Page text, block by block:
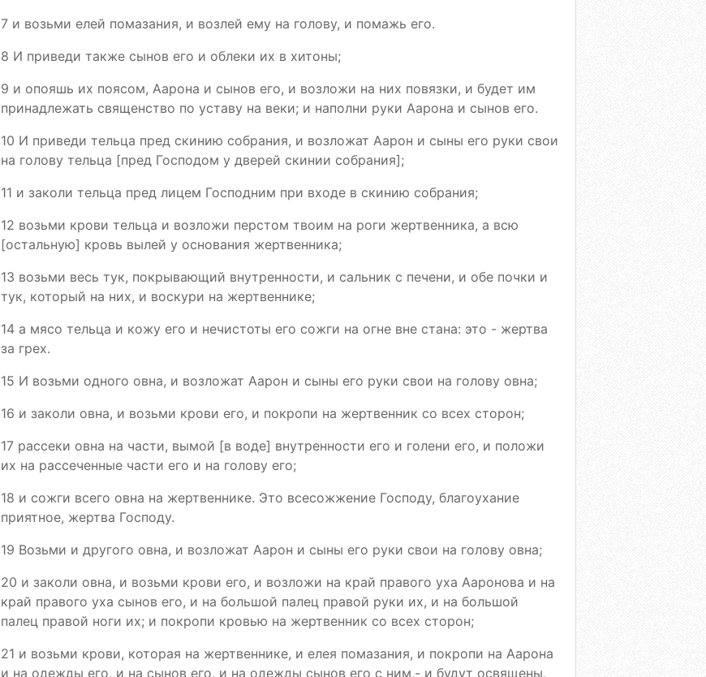
7 и возьми елей помазания, и возлей ему на голову, и помажь его.
8 И приведи также сынов его и облеки их в хитоны;
9 и опояшь их поясом, Аарона и сынов его, и возложи на них повязки, и будет им
принадлежать священство по уставу на веки; и наполни руки Аарона и сынов его.
10 И приведи тельца пред скинию собрания, и возложат Аарон и сыны его руки свои
на голову тельца [пред Господом у дверей скинии собрания];
11 и заколи тельца пред лицем Господним при входе в скинию собрания;
12 возьми крови тельца и возложи перстом твоим на роги жертвенника, а всю
[остальную] кровь вылей у основания жертвенника;
13 возьми весь тук, покрывающий внутренности, и сальник с печени, и обе почки и
тук, который на них, и воскури на жертвеннике;
14 а мясо тельца и кожу его и нечистоты его сожги на огне вне стана: это - жертва
за грех.
15 И возьми одного овна, и возложат Аарон и сыны его руки свои на голову овна;
16 и заколи овна, и возьми крови его, и покропи на жертвенник со всех сторон;
17 рассеки овна на части, вымой [в воде] внутренности его и голени его, и положи
их на рассеченные части его и на голову его;
18 и сожги всего овна на жертвеннике. Это всесожжение Господу, благоухание
приятное, жертва Господу.
19 Возьми и другого овна, и возложат Аарон и сыны его руки свои на голову овна;
20 и заколи овна, и возьми крови его, и возложи на край правого уха Ааронова и на
край правого уха сынов его, и на большой палец правой руки их, и на большой
палец правой ноги их; и покропи кровью на жертвенник со всех сторон;
21 и возьми крови, которая на жертвеннике, и елея помазания, и покропи на Аарона
и на одежды его, и на сынов его, и на одежды сынов его с ним,- и будут освящены,